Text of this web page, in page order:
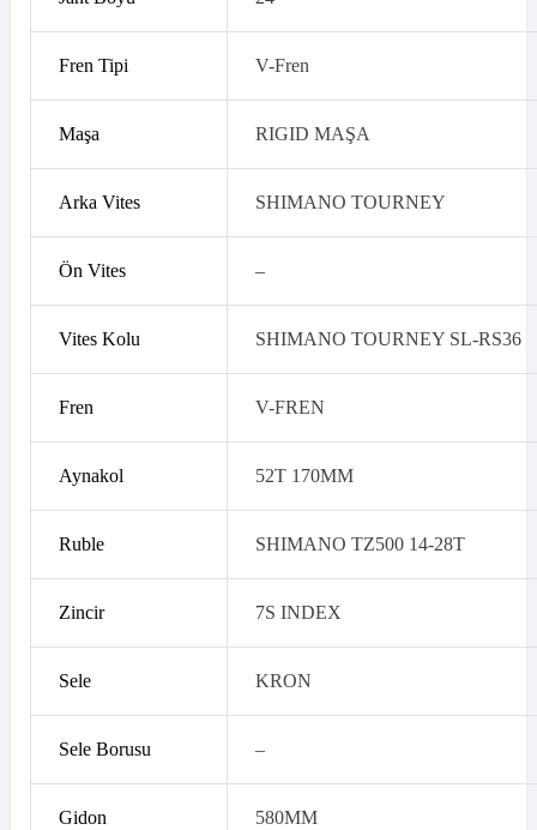
Fren Tipi V-Fren
Maşa RIGID MAŞA
Arka Vites SHIMANO TOURNEY
Ön Vites –
Vites Kolu SHIMANO TOURNEY SL-RS36
Fren V-FREN
Aynakol 52T 170MM
Ruble SHIMANO TZ500 14-28T
Zincir 7S INDEX
Sele KRON
Sele Borusu –
Gidon 580MM